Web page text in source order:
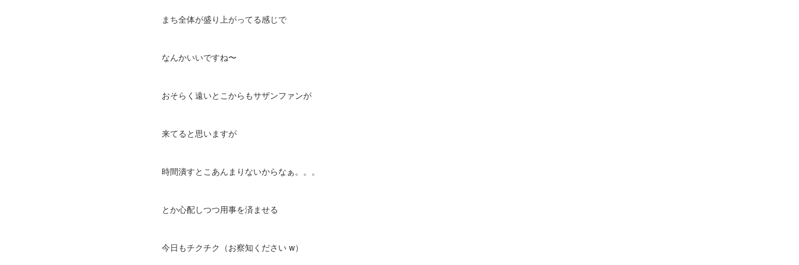
まち全体が盛り上がってる感じで
なんかいいですね〜
おそらく遠いとこからもサザンファンが
来てると思いますが
時間潰すとこあんまりないからなぁ。。。
とか心配しつつ用事を済ませる
今日もチクチク（お察知ください w）